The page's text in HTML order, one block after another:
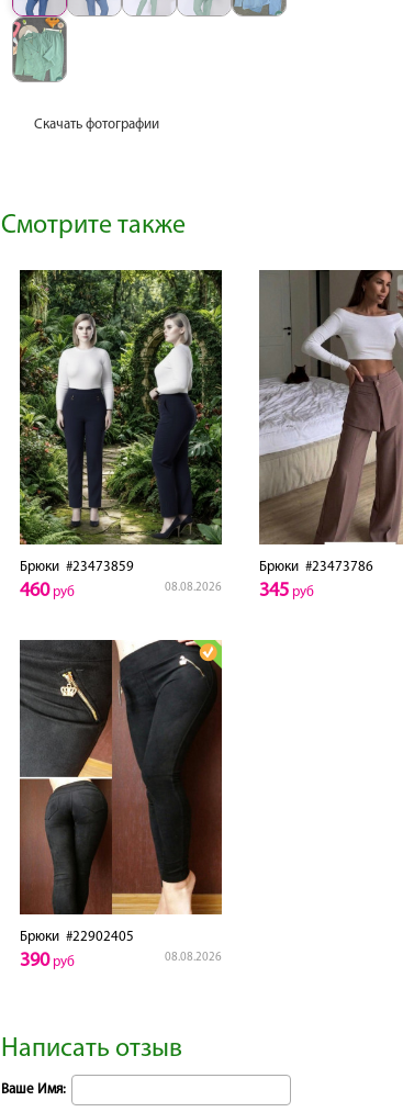
Скачать фотографии
Смотрите также
Брюки #23473859
08.08.2026
460руб
Брюки#23473786
345руб
Брюки #22902405
08.08.2026
390руб
Написать отзыв
Ваше Имя: